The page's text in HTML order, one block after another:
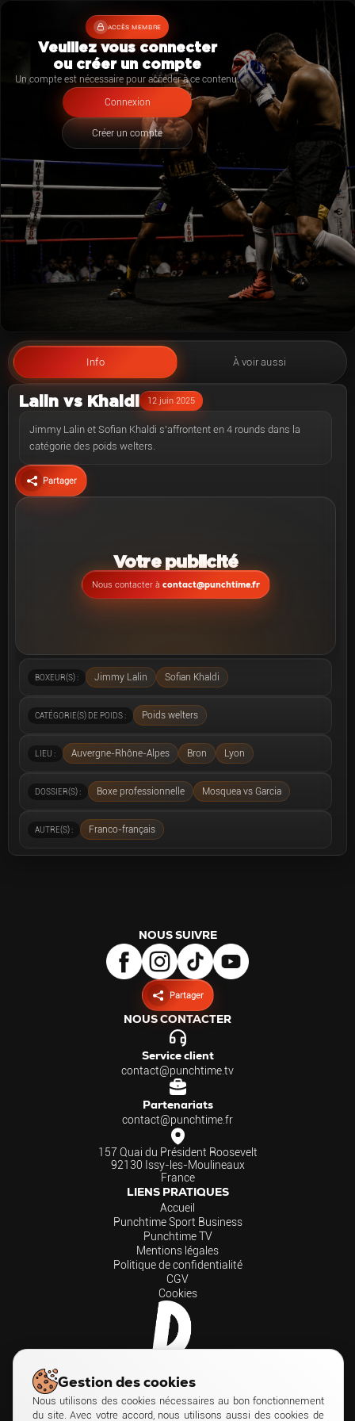
Gestion des cookies
Nous utilisons des cookies nécessaires au bon fonctionnement
du site. Avec votre accord, nous utilisons aussi des cookies de
ACCÈS MEMBRE
Veuillez vous connecter
ou créer un compte
Un compte est nécessaire pour accéder à ce contenu.
Connexion
Créer un compte
Info À voir aussi
Lalin vs Khaldi 12 juin 2025
Jimmy Lalin et Sofian Khaldi s'affrontent en 4 rounds dans la
catégorie des poids welters.
Partager
Votre publicité
Nous contacter à contact@punchtime.fr
BOXEUR(S) : Jimmy Lalin Sofian Khaldi
CATÉGORIE(S) DE POIDS : Poids welters
LIEU : Auvergne-Rhône-Alpes Bron Lyon
DOSSIER(S) : Boxe professionnelle Mosquea vs Garcia
AUTRE(S) : Franco-français
LIENS PRATIQUES
Accueil
Punchtime Sport Business
Punchtime TV
Mentions légales
Politique de confidentialité
CGV
Cookies
NOUS CONTACTER
Service client
contact@punchtime.tv
Partenariats
contact@punchtime.fr
157 Quai du Président Roosevelt
92130 Issy-les-Moulineaux
France
NOUS SUIVRE
Partager